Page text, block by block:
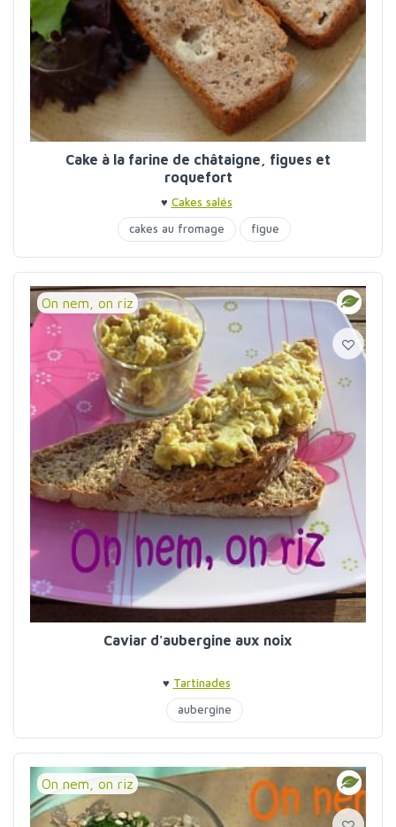
Cake à la farine de châtaigne, figues et
roquefort
♥ Cakes salés
cakes au fromage
figue
On nem, on riz
Caviar d'aubergine aux noix
♥ Tartinades
aubergine
On nem, on riz